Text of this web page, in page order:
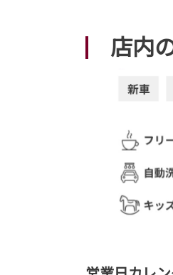
店内